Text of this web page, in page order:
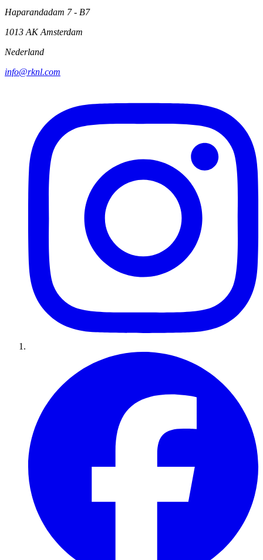
Haparandadam 7 - B7
1013 AK Amsterdam
Nederland
info@rknl.com